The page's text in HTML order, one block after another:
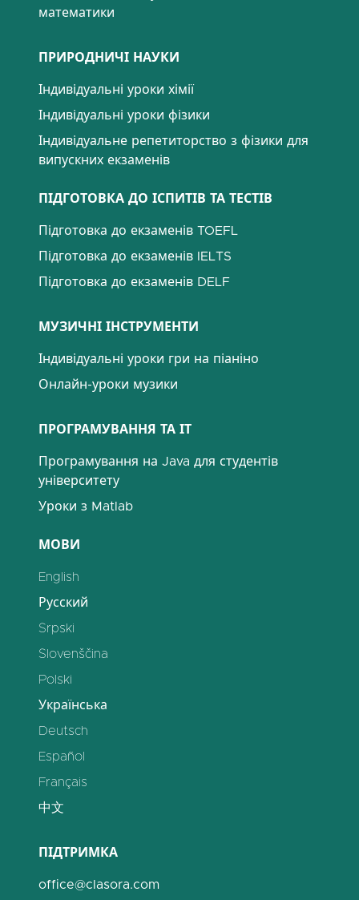
математики
ПРИРОДНИЧІ НАУКИ
Індивідуальні уроки хімії
Індивідуальні уроки фізики
Індивідуальне репетиторство з фізики для
випускних екзаменів
ПІДГОТОВКА ДО ІСПИТІВ ТА ТЕСТІВ
Підготовка до екзаменів TOEFL
Підготовка до екзаменів IELTS
Підготовка до екзаменів DELF
МУЗИЧНІ ІНСТРУМЕНТИ
Індивідуальні уроки гри на піаніно
Онлайн-уроки музики
ПРОГРАМУВАННЯ ТА ІТ
Програмування на Java для студентів
університету
Уроки з Matlab
МОВИ
English
Русский
Srpski
Slovenščina
Polski
Українська
Deutsch
Español
Français
中文
ПІДТРИМКА
office@clasora.com